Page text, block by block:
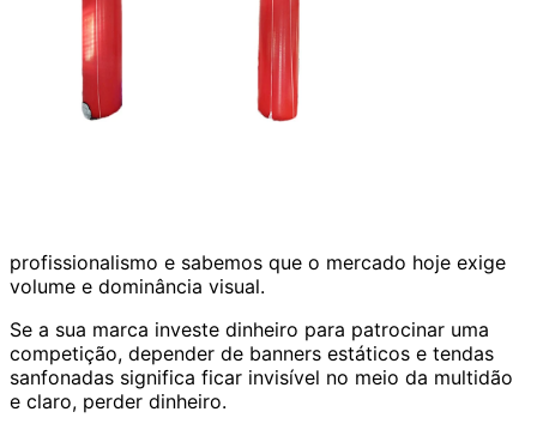
profissionalismo e sabemos que o mercado hoje exige
volume e dominância visual.
Se a sua marca investe dinheiro para patrocinar uma
competição, depender de banners estáticos e tendas
sanfonadas significa ficar invisível no meio da multidão
e claro, perder dinheiro.